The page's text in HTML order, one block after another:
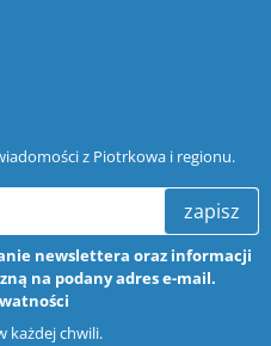
z Piotrkowa i regionu.
zapisz
newslettera oraz informacji
na podany adres e-mail.
każdej chwili.